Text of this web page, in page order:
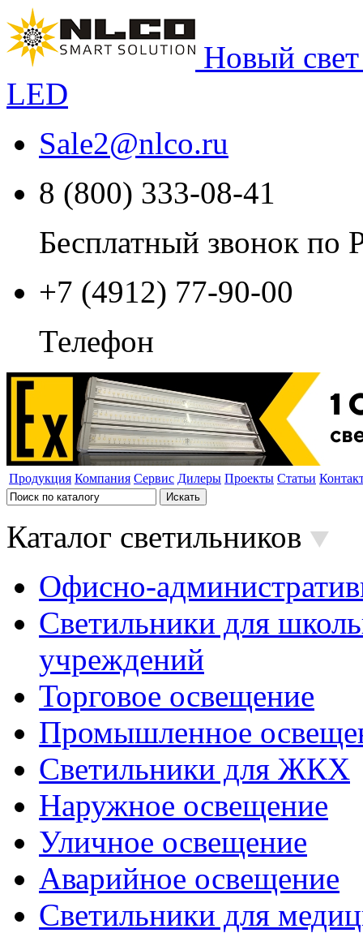
Новый
LED
Sale2@nlco.ru
8 (800) 333-08-41
Бесплатный звонок по
+7 (4912) 77-90-00
Телефон
Продукция Компания Сервис Дилеры Проекты Статьи
Каталог светильников
Офисно-
Светильники для
учреждений
Торговое освещение
Промышленное
Светильники для ЖКХ
Наружное освещение
Уличное освещение
Аварийное освещение
Светильники для